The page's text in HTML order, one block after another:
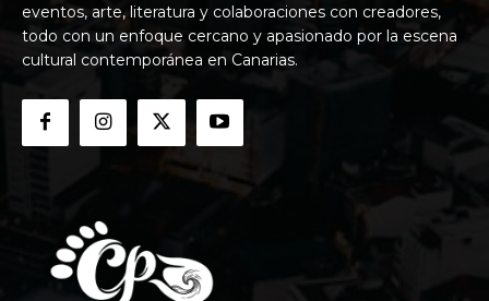
eventos, arte, literatura y colaboraciones con creadores,
todo con un enfoque cercano y apasionado por la escena
cultural contemporánea en Canarias.